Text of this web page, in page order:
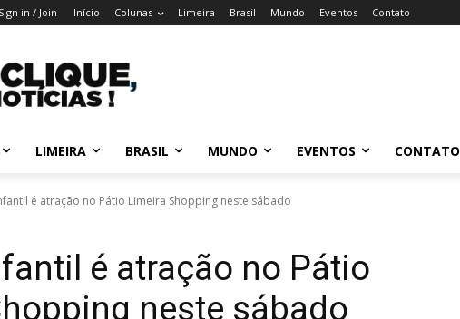
Sign in / Join Início Colunas Limeira Brasil Mundo Eventos Contato
LIMEIRA BRASIL MUNDO EVENTOS CONTATO
é atração no Pátio Limeira Shopping neste sábado
é atração no Pátio
neste sábado